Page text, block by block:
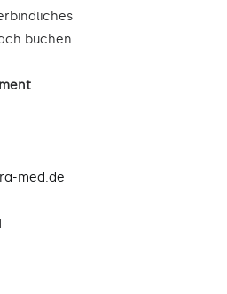
buchen.
med.de